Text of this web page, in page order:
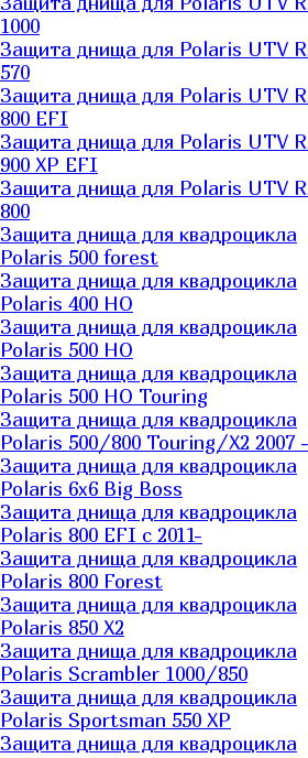
1000
Защита днища для Polaris UTV
570
Защита днища для Polaris UTV
800 EFI
Защита днища для Polaris UTV
900 XP EFI
Защита днища для Polaris UTV
800
Защита днища для квадроцикла
Polaris 500 forest
Защита днища для квадроцикла
Polaris 400 HO
Защита днища для квадроцикла
Polaris 500 HO
Защита днища для квадроцикла
Polaris 500 HO Touring
Защита днища для квадроцикла
Polaris 500/800 Touring/X2 2007 -
Защита днища для квадроцикла
Polaris 6х6 Big Boss
Защита днища для квадроцикла
Polaris 800 EFI с 2011-
Защита днища для квадроцикла
Polaris 800 Forest
Защита днища для квадроцикла
Polaris 850 X2
Защита днища для квадроцикла
Polaris Scrambler 1000/850
Защита днища для квадроцикла
Polaris Sportsman 550 XP
Защита днища для квадроцикла